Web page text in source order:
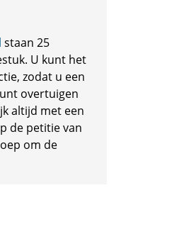
staan 25
U kunt het
zodat u een
overtuigen
altijd met een
de petitie van
om de